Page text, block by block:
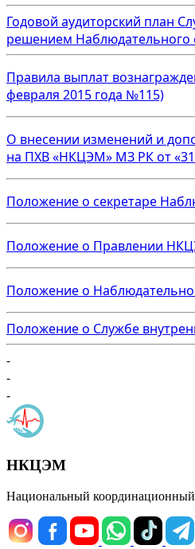
Годовой аудиторский план
решением Наблюдательного
Правила выплат
февраля 2015 года №115)
О внесении изменений и
на ПХВ «НКЦЭМ» МЗ РК от
Положение о секретаре
Положение о Правлении
Положение о
Положение о Службе
-
-
-
НКЦЭМ
Национальный